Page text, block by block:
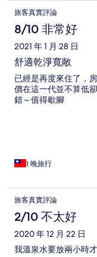
旅客真實評論
8/10 非常好
2021 年 1 月 28 日
舒適乾淨寬敞
已經是再度來住了，
價在這一代並不算低
錯～值得歇腳
1 晚旅行
旅客真實評論
2/10 不太好
2020 年 12 月 22 日
我溫泉水要放兩小時